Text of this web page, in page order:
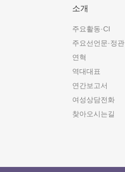
소개
주요활동·CI
주요선언문·정관
연혁
역대대표
연간보고서
여성상담전화
찾아오시는길